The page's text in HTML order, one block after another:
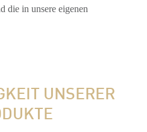
die in unsere eigenen
UNSERER